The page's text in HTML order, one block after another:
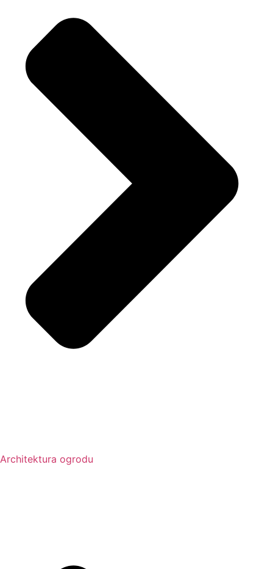
Architektura ogrodu